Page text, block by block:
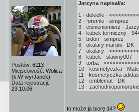
Postów: 6113
Miejscowość: Wolica
(k.W-wy/Janek)
Data rejestracji:
23.10.06
Jarzyna napisał/a:
1 - dekielki -
2 - foremki - simprez
3 - ciśnieniomierz -
4 - kubek termiczny -
5 - bidon - simprez
6 - okulary martini - DK
7 - okulary -
8 - kubek - slawny007
9 - torba -
10 - kosmetyczka -
11 - kosmetyczka
12 - emblemat - DK
13 -
to może ja biorę 14?